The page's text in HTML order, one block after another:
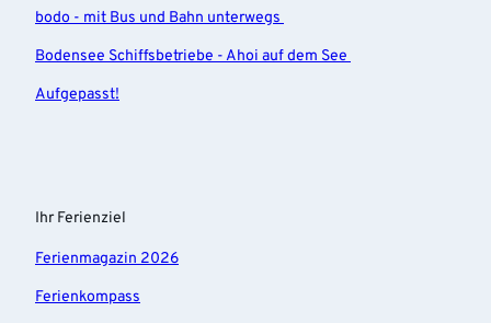
bodo - mit Bus und Bahn unterwegs
Bodensee Schiffsbetriebe - Ahoi auf dem See
Aufgepasst!
Ihr Ferienziel
Ferienmagazin 2026
Ferienkompass